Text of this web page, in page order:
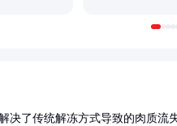
决了传统解冻方式导致的肉质流